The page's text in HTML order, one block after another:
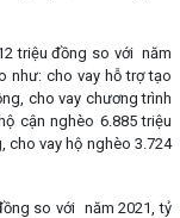
triệu đồng so với năm
như: cho vay hỗ trợ tạo
cho vay chương trình
cận nghèo 6.885 triệu
cho vay hộ nghèo 3.724
so với năm 2021, tỷ